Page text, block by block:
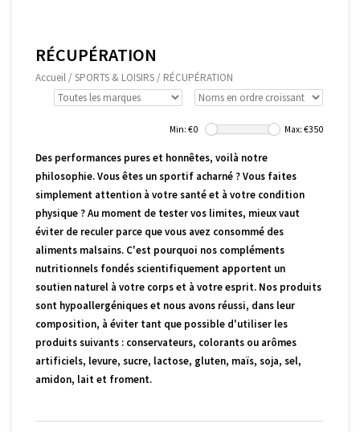
RÉCUPÉRATION
Accueil /SPORTS & LOISIRS / RÉCUPÉRATION
Min: €0 Max: €350
Des performances pures et honnêtes, voilà notre
philosophie. Vous êtes un sportif acharné ? Vous faites
simplement attention à votre santé et à votre condition
physique ? Au moment de tester vos limites, mieux vaut
éviter de reculer parce que vous avez consommé des
aliments malsains. C'est pourquoi nos compléments
nutritionnels fondés scientifiquement apportent un
soutien naturel à votre corps et à votre esprit. Nos produits
sont hypoallergéniques et nous avons réussi, dans leur
composition, à éviter tant que possible d'utiliser les
produits suivants : conservateurs, colorants ou arômes
artificiels, levure, sucre, lactose, gluten, maïs, soja, sel,
amidon, lait et froment.